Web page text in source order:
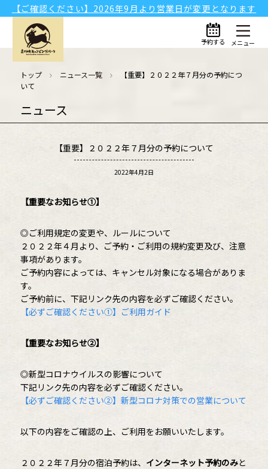
【ご確認ください】2026年9月より営業日が変更となります
予約する メニュー
トップ ニュース一覧
【重要】２０２２年７月分の予約につ
いて
ニュース
【重要】２０２２年７月分の予約について
2022年4月2日
【重要なお知らせ①】
◎ご利用規定の変更や、ルールについて
２０２２年４月より、ご予約・ご利用の規約変更及び、注意
事項があります。
ご予約内容によっては、キャンセル対象になる場合がありま
す。
ご予約前に、下記リンク先の内容を必ずご確認ください。
【必ずご確認ください①】ご利用ガイド
【重要なお知らせ②】
◎新型コロナウイルスの影響について
下記リンク先の内容を必ずご確認ください。
【必ずご確認ください②】新型コロナ対策での営業について
以下の内容をご確認の上、ご利用をお願いいたします。
２０２２年７月分の宿泊予約は、 インターネット予約のみと